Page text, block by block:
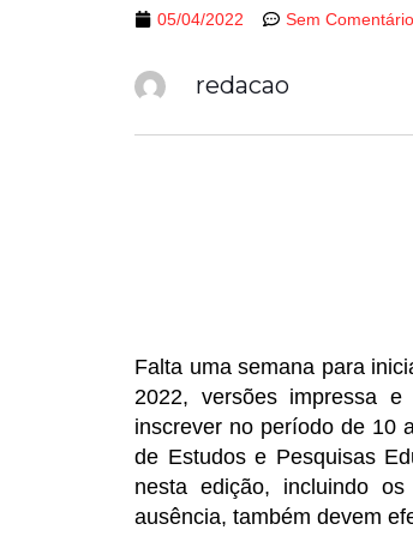
05/04/2022 Sem
redacao
Falta uma semana para
2022, versões impressa
inscrever no período de 10
de Estudos e Pesquisas
nesta edição, incluindo
ausência, também devem